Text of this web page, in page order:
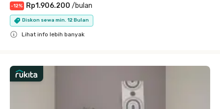
-12% Rp1.906.200 /bulan
Diskon sewa min. 12 Bulan
Lihat info lebih banyak